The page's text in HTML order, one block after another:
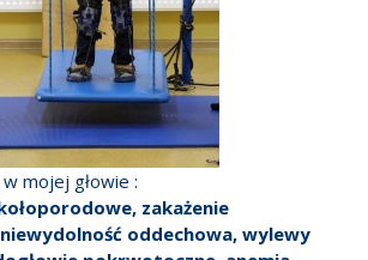
mojej głowie :
zakażenie
oddechowa, wylewy